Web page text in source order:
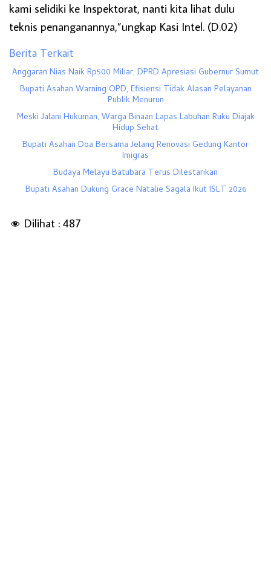
kami selidiki ke Inspektorat, nanti kita lihat dulu
teknis penanganannya,”ungkap Kasi Intel. (D.02)
Berita Terkait
Anggaran Nias Naik Rp500 Miliar, DPRD Apresiasi Gubernur Sumut
Bupati Asahan Warning OPD, Efisiensi Tidak Alasan Pelayanan
Publik Menurun
Meski Jalani Hukuman, Warga Binaan Lapas Labuhan Ruku Diajak
Hidup Sehat
Bupati Asahan Doa Bersama Jelang Renovasi Gedung Kantor
Imigras
Budaya Melayu Batubara Terus Dilestarikan
Bupati Asahan Dukung Grace Natalie Sagala Ikut ISLT 2026
Dilihat : 487